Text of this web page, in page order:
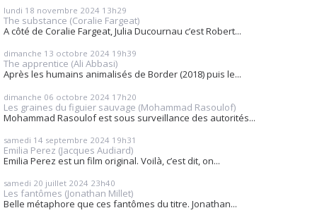
lundi 18 novembre 2024 13h29
The substance (Coralie Fargeat)
A côté de Coralie Fargeat, Julia Ducournau c’est Robert...
dimanche 13 octobre 2024 19h39
The apprentice (Ali Abbasi)
Après les humains animalisés de Border (2018) puis le...
dimanche 06 octobre 2024 17h20
Les graines du figuier sauvage (Mohammad Rasoulof)
Mohammad Rasoulof est sous surveillance des autorités...
samedi 14 septembre 2024 19h31
Emilia Perez (Jacques Audiard)
Emilia Perez est un film original. Voilà, c’est dit, on...
samedi 20 juillet 2024 23h40
Les fantômes (Jonathan Millet)
Belle métaphore que ces fantômes du titre. Jonathan...